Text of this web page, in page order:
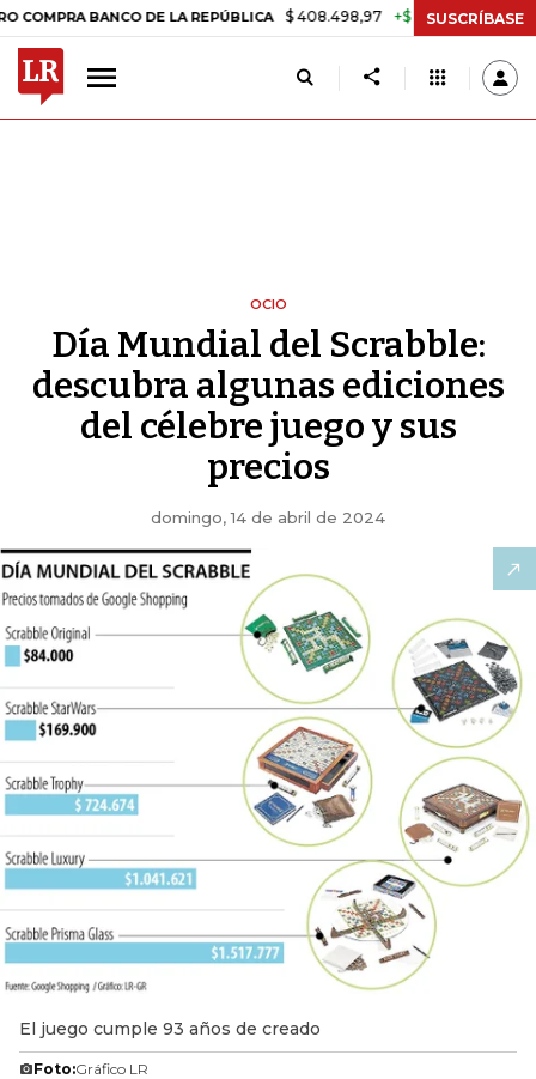
BANCO DE LA REPÚBLICA $ 408.498,97 +$ 8.753,81 +2,19%
SUSCRÍBASE
OCIO
Día Mundial del Scrabble:
descubra algunas ediciones
del célebre juego y sus
precios
domingo, 14 de abril de 2024
El juego cumple 93 años de creado
Foto:Gráfico LR